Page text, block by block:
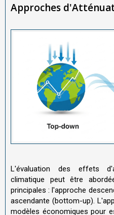
Approches
L'évaluation des effets
climatique peut être
principales : l'approche
ascendante (bottom-up).
modèles économiques pour